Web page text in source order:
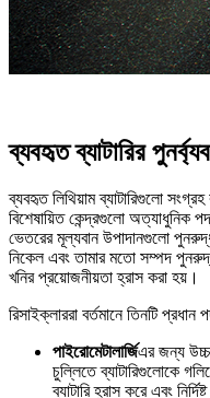
ব্যবহৃত ব্যাটারির
ব্যবহৃত লিথিয়াম ব্যাটারিগুলো
বিশেষায়িত কেন্দ্রগুলো অত্যাধুনিক
ভেতরের মূল্যবান উপাদানগুলো
নিকেল এবং তামার মতো সম্পদ
খনির প্রয়োজনীয়তা হ্রাস করা হয়।
রিসাইক্লাররা বর্তমানে তিনটি
পাইরোমেটালার্জিএর জন্য উচ্চ
চুল্লিতে ব্যাটারিগুলোকে
ব্যাটারি হ্রাস করে এবং